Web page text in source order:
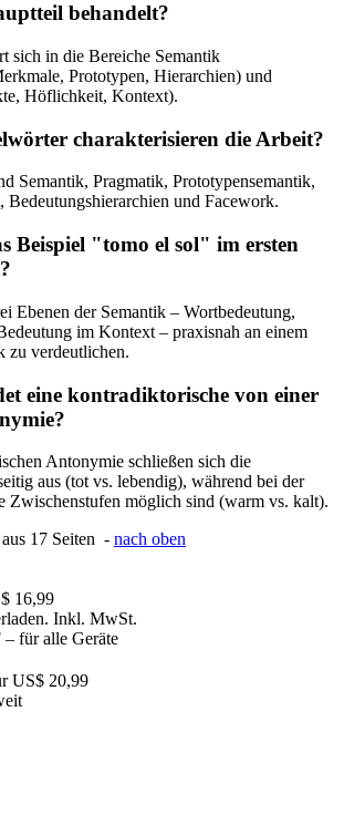
behandelt?
sich in die Bereiche Semantik
Prototypen, Hierarchien) und
Höflichkeit, Kontext).
charakterisieren die Arbeit?
Semantik, Pragmatik, Prototypensemantik,
Bedeutungshierarchien und Facework.
Beispiel "tomo el sol" im ersten
Ebenen der Semantik – Wortbedeutung,
im Kontext – praxisnah an einem
zu verdeutlichen.
eine kontradiktorische von einer
Antonymie schließen sich die
aus (tot vs. lebendig), während bei der
Zwischenstufen möglich sind (warm vs. kalt).
17 Seiten - nach oben
16,99
Inkl. MwSt.
– für alle Geräte
US$ 20,99